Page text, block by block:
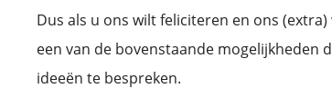
Dus als u ons wilt feliciteren en ons
een van de bovenstaande
ideeën te bespreken.